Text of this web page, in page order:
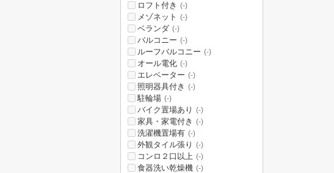
ロフト付き (-)
メゾネット (-)
ベランダ (-)
バルコニー (-)
ルーフバルコニー (-)
オール電化 (-)
エレベーター (-)
照明器具付き (-)
駐輪場 (-)
バイク置場あり (-)
家具・家電付き (-)
洗濯機置場有 (-)
外観タイル張り (-)
コンロ２口以上 (-)
食器洗い乾燥機 (-)